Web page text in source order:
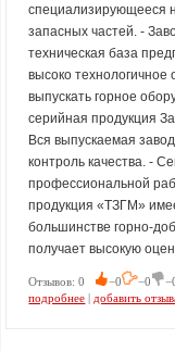
специализирующееся
запасных частей. -
техническая база
высоко технологичное
выпускать горное
серийная продукция
Вся выпускаемая
контроль качества. -
профессиональной
продукция «ТЗГМ»
большинстве горно-
получает высокую
Отзывов: 0 −0 −0
подробнее | добавить